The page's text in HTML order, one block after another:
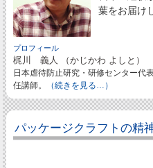
葉をお届け
プロフィール
梶川 義人 （かじかわ よしと）
日本虐待防止研究・研修センター代
任講師。
（続きを見る…）
パッケージクラフトの精